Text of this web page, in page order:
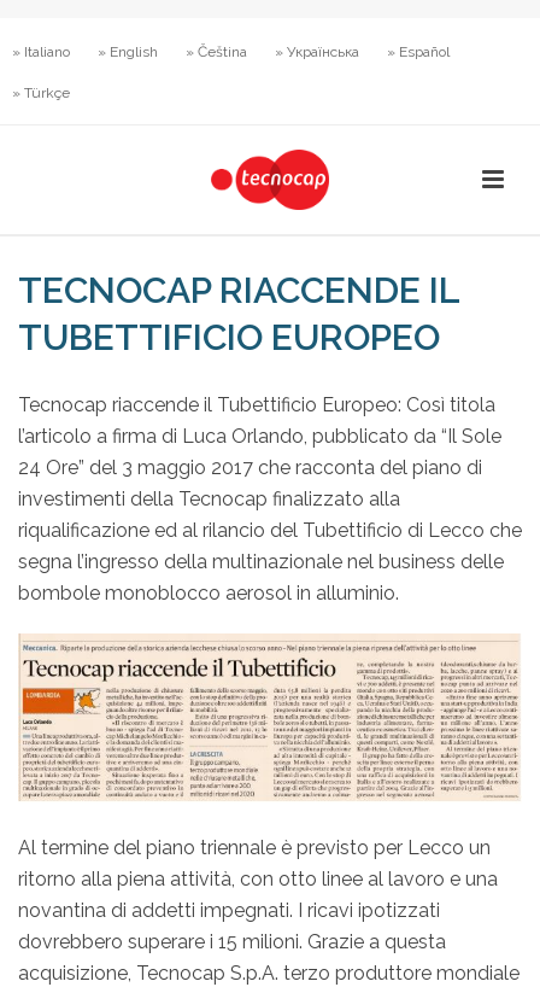
» Italiano » English » Čeština » Українська » Español
» Türkçe
TECNOCAP RIACCENDE IL
TUBETTIFICIO EUROPEO
Tecnocap riaccende il Tubettificio Europeo: Così titola
l’articolo a firma di Luca Orlando, pubblicato da “Il Sole
24 Ore” del 3 maggio 2017 che racconta del piano di
investimenti della Tecnocap finalizzato alla
riqualificazione ed al rilancio del Tubettificio di Lecco che
segna l’ingresso della multinazionale nel business delle
bombole monoblocco aerosol in alluminio.
Al termine del piano triennale è previsto per Lecco un
ritorno alla piena attività, con otto linee al lavoro e una
novantina di addetti impegnati. I ricavi ipotizzati
dovrebbero superare i 15 milioni. Grazie a questa
acquisizione, Tecnocap S.p.A. terzo produttore mondiale